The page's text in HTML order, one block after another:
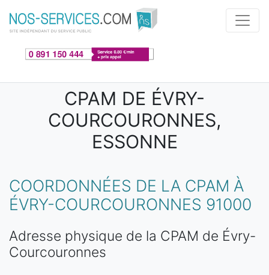
Aller au contenu principal
CPAM DE ÉVRY-
COURCOURONNES,
ESSONNE
COORDONNÉES DE LA CPAM À
ÉVRY-COURCOURONNES 91000
Adresse physique de la CPAM de Évry-
Courcouronnes